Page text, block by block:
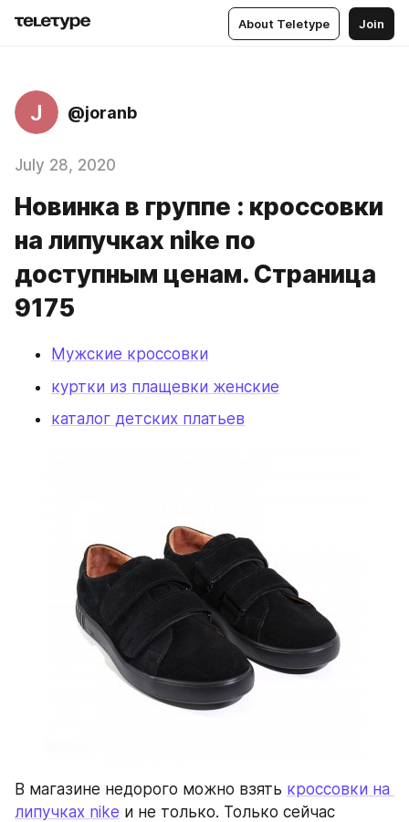
About Teletype Join
J @joranb
July 28, 2020
Новинка в группе : кроссовки
на липучках nike по
доступным ценам. Страница
9175
Мужские кроссовки
куртки из плащевки женские
каталог детских платьев
В магазине недорого можно взять кроссовки на
липучках nike и не только. Только сейчас